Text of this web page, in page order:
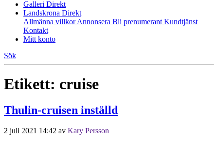
Galleri Direkt
Landskrona Direkt
Allmänna villkorAnnonsera Bli prenumerant Kundtjänst
Kontakt
Mitt konto
Sök
Etikett: cruise
Thulin-cruisen inställd
2 juli 2021 14:42 av Kary Persson